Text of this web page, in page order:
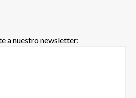
a nuestro newsletter: